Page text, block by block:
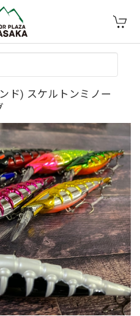
ド) スケルトンミノー